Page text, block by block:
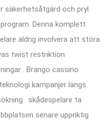
säkerhetsåtgärd och pryl
Denna komplett
aldrig involvera att störa
twist restriktion
. Brango cassino
kampanjer längs
. skådespelare ta
senare uppriktig